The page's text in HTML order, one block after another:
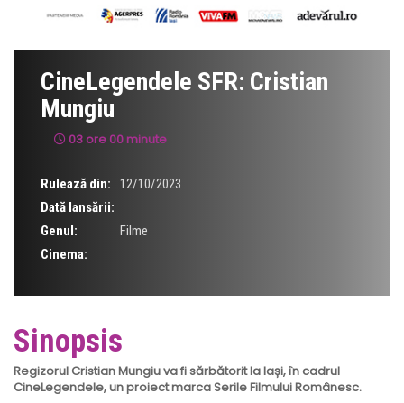
CineLegendele SFR: Cristian
Mungiu
03 ore 00 minute
Rulează din:
12/10/2023
Dată lansării:
Genul:
Filme
Cinema:
Sinopsis
Regizorul Cristian Mungiu va fi sărbătorit la Iași, în cadrul
CineLegendele, un proiect marca Serile Filmului Românesc.